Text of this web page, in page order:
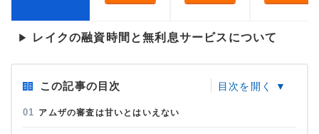
▶ レイクの融資時間と無利息サービスについて
この記事の目次
アムザの審査は甘いとはいえない